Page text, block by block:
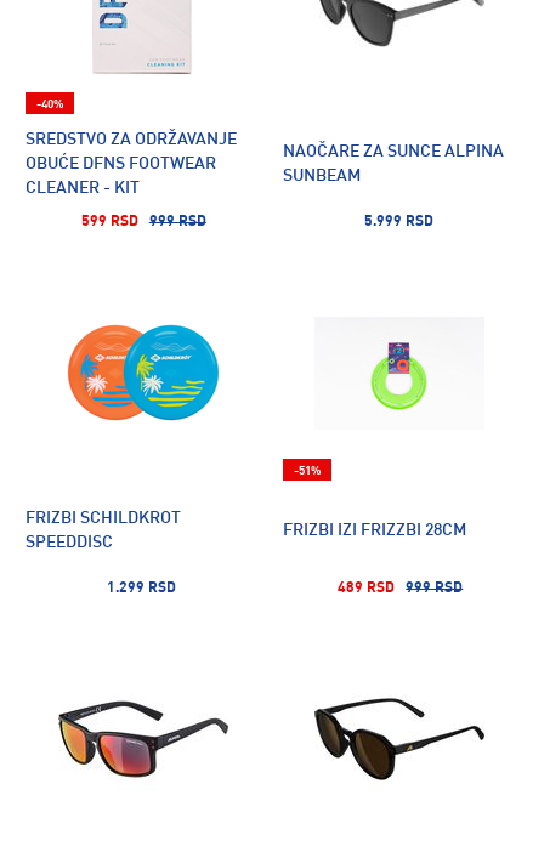
SREDSTVO ZA ODRŽAVANJE
OBUĆE DFNS FOOTWEAR
CLEANER - KIT
599 RSD 999 RSD
-40%
NAOČARE ZA SUNCE ALPINA
SUNBEAM
5.999 RSD
FRIZBI SCHILDKROT
SPEEDDISC
1.299 RSD
FRIZBI IZI FRIZZBI 28CM
489 RSD 999 RSD
-51%